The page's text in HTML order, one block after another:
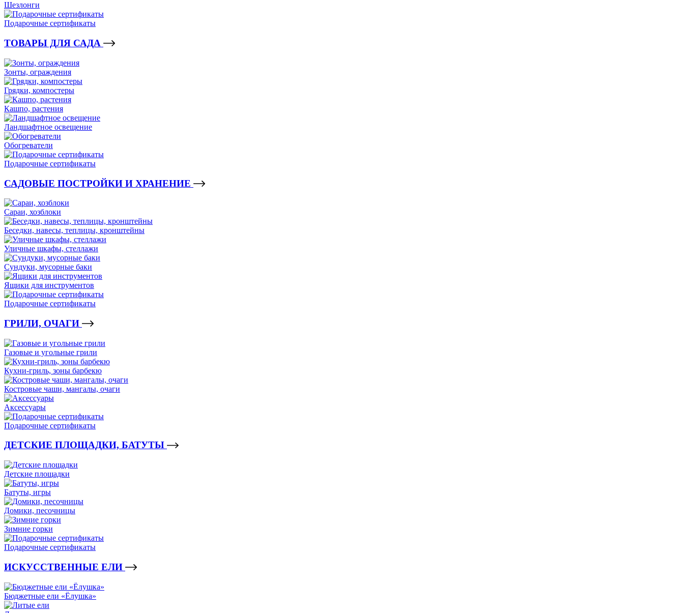
Шезлонги
Подарочные сертификаты
ТОВАРЫ ДЛЯ САДА
Зонты, ограждения
Грядки, компостеры
Кашпо, растения
Ландшафтное освещение
Обогреватели
Подарочные сертификаты
САДОВЫЕ ПОСТРОЙКИ И ХРАНЕНИЕ
Сараи, хозблоки
Беседки, навесы, теплицы, кронштейны
Уличные шкафы, стеллажи
Сундуки, мусорные баки
Ящики для инструментов
Подарочные сертификаты
ГРИЛИ, ОЧАГИ
Газовые и угольные грили
Кухни-гриль, зоны барбекю
Костровые чаши, мангалы, очаги
Аксессуары
Подарочные сертификаты
ДЕТСКИЕ ПЛОЩАДКИ, БАТУТЫ
Детские площадки
Батуты, игры
Домики, песочницы
Зимние горки
Подарочные сертификаты
ИСКУССТВЕННЫЕ ЕЛИ
Бюджетные ели «Ёлушка»